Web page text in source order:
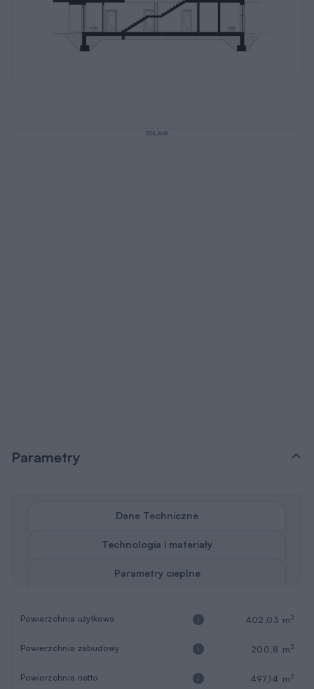
REKLAMA
Parametry
Dane Techniczne
Technologia i materiały
Parametry cieplne
Powierzchnia użytkowa 402,03 m2
Powierzchnia zabudowy 200,8 m2
Powierzchnia netto 497,14 m2